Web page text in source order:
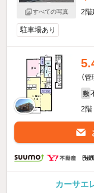
すべての写真
2階
駐車場あり
（
敷
2階
カーサエ